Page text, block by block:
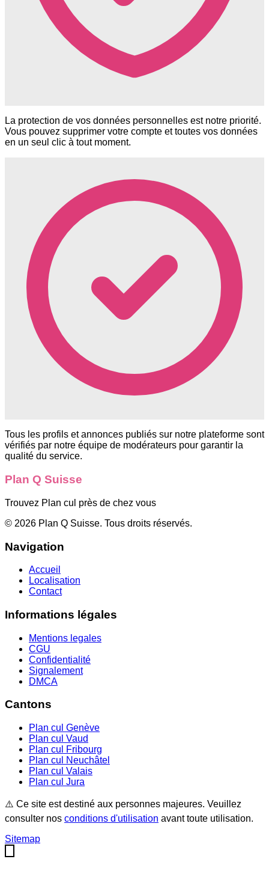
La protection de vos données personnelles est notre priorité.
Vous pouvez supprimer votre compte et toutes vos données
en un seul clic à tout moment.
Tous les profils et annonces publiés sur notre plateforme sont
vérifiés par notre équipe de modérateurs pour garantir la
qualité du service.
Plan Q Suisse
Trouvez Plan cul près de chez vous
© 2026 Plan Q Suisse. Tous droits réservés.
Navigation
Accueil
Localisation
Contact
Informations légales
Mentions legales
CGU
Confidentialité
Signalement
DMCA
Cantons
Plan cul Genève
Plan cul Vaud
Plan cul
Fribourg
Plan cul
Neuchâtel
Plan cul Valais
Plan cul Jura
⚠️ Ce site est destiné aux personnes majeures. Veuillez
consulter nos conditions d'utilisation avant toute utilisation.
Sitemap